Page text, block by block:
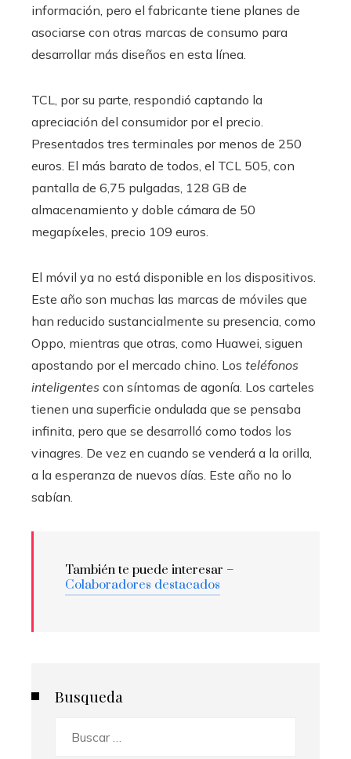
información, pero el fabricante tiene planes de
asociarse con otras marcas de consumo para
desarrollar más diseños en esta línea.
TCL, por su parte, respondió captando la
apreciación del consumidor por el precio.
Presentados tres terminales por menos de 250
euros. El más barato de todos, el TCL 505, con
pantalla de 6,75 pulgadas, 128 GB de
almacenamiento y doble cámara de 50
megapíxeles, precio 109 euros.
El móvil ya no está disponible en los dispositivos.
Este año son muchas las marcas de móviles que
han reducido sustancialmente su presencia, como
Oppo, mientras que otras, como Huawei, siguen
apostando por el mercado chino. Los teléfonos
inteligentes con síntomas de agonía. Los carteles
tienen una superficie ondulada que se pensaba
infinita, pero que se desarrolló como todos los
vinagres. De vez en cuando se venderá a la orilla,
a la esperanza de nuevos días. Este año no lo
sabían.
También te puede interesar –
Colaboradores destacados
Busqueda